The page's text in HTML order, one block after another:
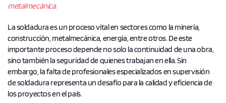
metalmecánica.
La soldadura es un proceso vital en sectores como la minería,
construcción, metalmecánica, energía, entre otros. De este
importante proceso depende no solo la continuidad de una obra,
sino también la seguridad de quienes trabajan en ella. Sin
embargo, la falta de profesionales especializados en supervisión
de soldadura representa un desafío para la calidad y eficiencia de
los proyectos en el país.